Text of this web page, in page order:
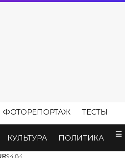
ФОТОРЕПОРТАЖ ТЕСТЫ
КУЛЬТУРА ПОЛИТИКА
94.84